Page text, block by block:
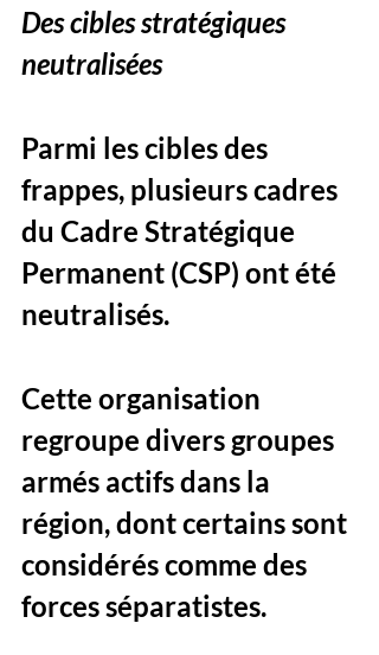
Des cibles stratégiques
neutralisées
Parmi les cibles des
frappes, plusieurs cadres
du Cadre Stratégique
Permanent (CSP) ont été
neutralisés.
Cette organisation
regroupe divers groupes
armés actifs dans la
région, dont certains sont
considérés comme des
forces séparatistes.